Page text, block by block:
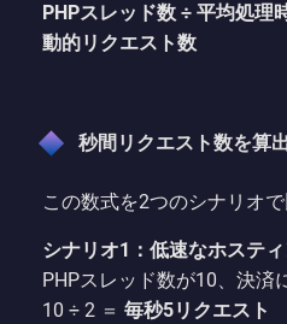
PHPスレッド数 ÷ 平均処理
動的リクエスト数
秒間リクエスト数を算
この数式を2つのシナリオで
シナリオ1：低速なホステ
PHPスレッド数が10、決済
10 ÷ 2 ＝ 毎秒5リクエスト